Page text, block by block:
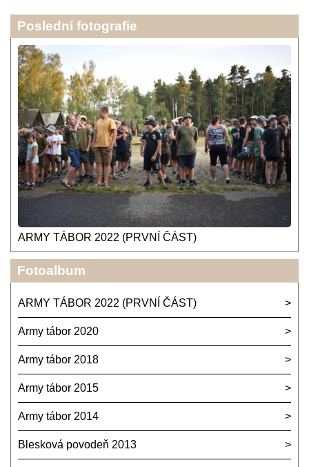
Poslední fotografie
ARMY TÁBOR 2022 (PRVNÍ ČÁST)
Fotoalbum
ARMY TÁBOR 2022 (PRVNÍ ČÁST)
Army tábor 2020
Army tábor 2018
Army tábor 2015
Army tábor 2014
Blesková povodeň 2013